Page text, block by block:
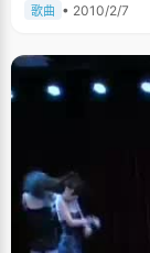
歌曲 • 2010/2/7